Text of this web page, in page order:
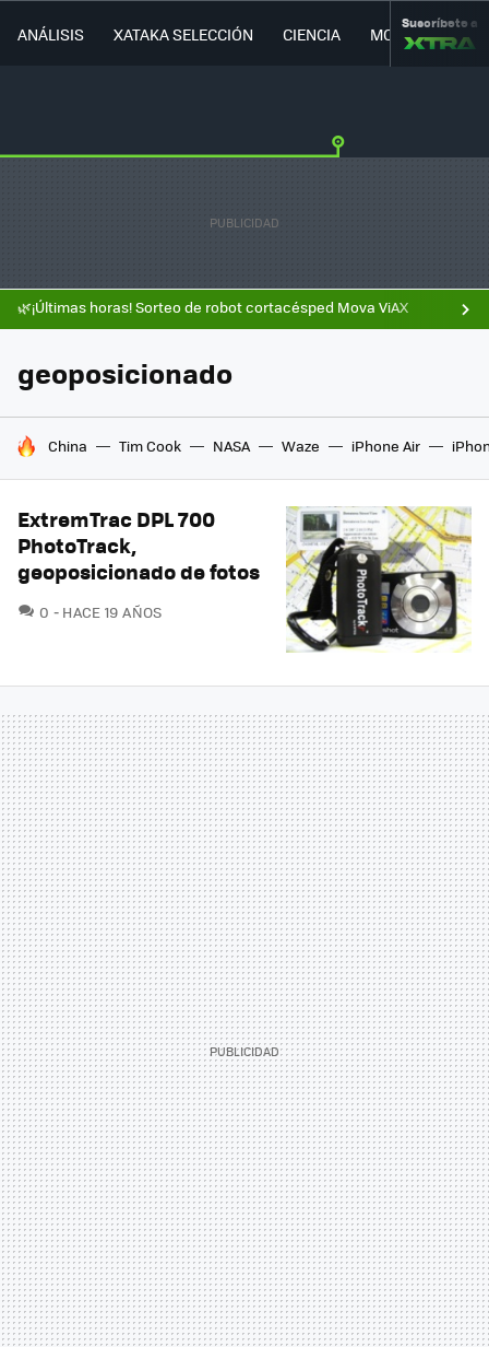
ANÁLISIS XATAKA SELECCIÓN CIENCIA MOVILIDAD
Suscríbete a
🌿¡Últimas horas! Sorteo de robot cortacésped Mova ViAX
geoposicionado
HOY SE HABLA DE
China Tim Cook NASA Waze iPhone Air
ExtremTrac DPL 700
PhotoTrack,
geoposicionado de fotos
0 COMENTARIOS
HACE 19 AÑOS